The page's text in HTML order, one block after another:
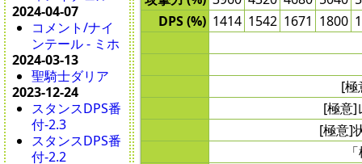
2024-04-07
コメント/ナイ
ンテール - ミホ
2024-03-13
聖騎士ダリア
2023-12-24
スタンスDPS番
付-2.3
スタンスDPS番
付-2.2
DPS (%) 1414 1542 1671 1800
[極
[極意]
[極意]